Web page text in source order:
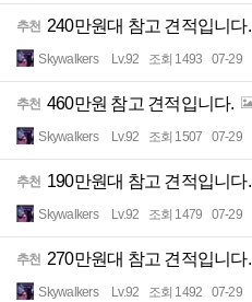
추천 240만원대 참고 견적입니다.
Skywalkers Lv.92 조회 1493 07-29
추천 460만원 참고 견적입니다.
Skywalkers Lv.92 조회 1507 07-29
추천 190만원대 참고 견적입니다.
Skywalkers Lv.92 조회 1479 07-29
추천 270만원대 참고 견적입니다.
Skywalkers Lv.92 조회 1492 07-29